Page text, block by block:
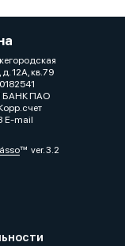
12А, кв.79
БАНК ПАО
E-mail
ver. 3.2